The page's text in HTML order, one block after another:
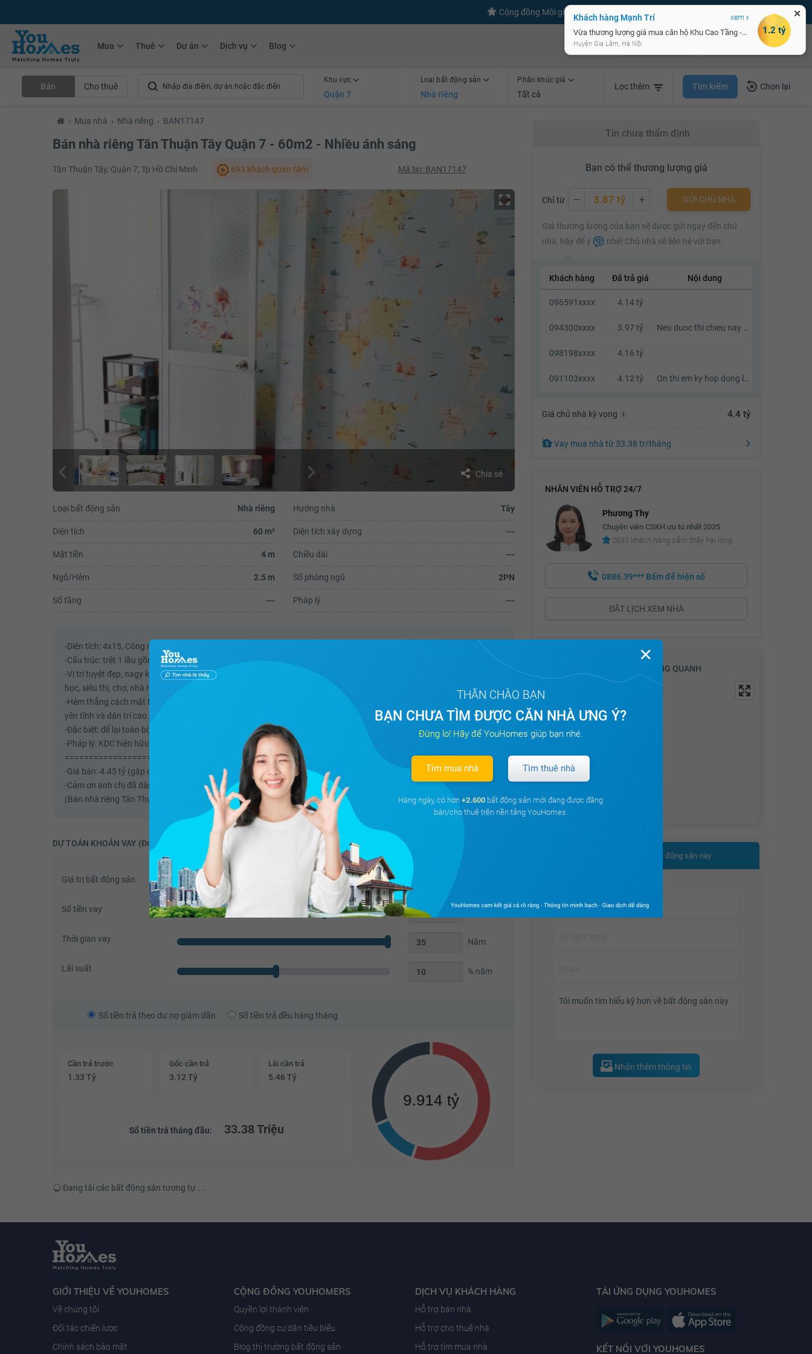
Cộng đồng Môi giới bPRO Đăng tin miễn phí
Mua Thuê Dự án Dịch vụ Blog Bán nhà nhanh Cho thuê nhà nhanh
Bán Cho thuê
Khu vực
Quận 7
Loại bất động sản
Nhà riêng
Phân khúc giá
Tất cả
Lọc thêm Tìm kiếm Chọn lại
› Mua nhà › Nhà riêng › BAN17147
Bán nhà riêng Tân Thuận Tây Quận 7 - 60m2 - Nhiều ánh sáng
Tân Thuận Tây, Quận 7, Tp Hồ Chí Minh 693 khách quan tâm Mã tin: BAN17147
Chia sẻ
Loại bất động sản Nhà riêng
Diện tích 60 m²
Mặt tiền 4 m
Ngõ/Hẻm 2.5 m
Số tầng ---
Hướng nhà Tây
Diện tích xây dựng ---
Chiều dài ---
Số phòng ngủ 2PN
Pháp lý ---
-Diện tích: 4x15, Công nhận 60 m2, Nhà hướng Tây.
-Cấu trúc: trệt 1 lầu gồm 2 PN lớn, WC riêng, Ban công và giếng trời.
-Vị trí tuyệt đẹp, nagy khu chung cư Xuân Mai và Eco Green – thừa hưởng full tiện ích từ 2 chung cư này như trường
học, siêu thị, chợ, nhà hàng…gần cầu Tân Thuận, qua Q1-Q4 chỉ 5p xe máy, thuận tiện đi lại và giao thương.
-Hẻm thẳng cách mặt tiền chỉ 60m, xe hơi đậu cách nhà 30, hẻm trước nhà 2.5m thông thoáng, rộng rãi. KDC an ninh,
yên tĩnh và dân trí cao.
-Đặc biệt: để lại toàn bộ nội thất khi giao nhà, khách nhận nhà xách vali vào ở ngay.
-Pháp lý: KDC hiện hữu, Sổ hồng hoàn công.
==================
-Giá bán: 4.45 tỷ (gặp chủ thương lượng).
-Cảm ơn anh chị đã dành thời gian xem tin!
(Bán nhà riêng Tân Thuận Tây Quận 7 - 60m2 - Nhiều ánh sáng - Mua nhà riêng)
DỰ TOÁN KHOẢN VAY (Đơn vị: VNĐ)
Giá trị bất động sản
Số tiền vay
Thời gian vay Năm
Lãi suất % năm
Số tiền trả theo dư nợ giảm dần Số tiền trả đều hàng tháng
Cần trả trước
1.33 Tỷ
Gốc cần trả
3.12 Tỷ
Lãi cần trả
5.46 Tỷ
Số tiền trả tháng đầu: 33.38 Triệu
Đang tải các bất động sản tương tự....
Tin chưa thẩm định
Bạn có thể thương lượng giá
Chỉ từ 3.87 tỷ
3.87 tỷ
3.89 tỷ
3.93 tỷ
3.95 tỷ
3.97 tỷ
4.05 tỷ
4.13 tỷ
4.15 tỷ
4.17 tỷ
4.21 tỷ
4.23 tỷ
4.25 tỷ
4.27 tỷ
4.33 tỷ
GỬI CHỦ NHÀ
Giá thương lượng của bạn sẽ được gửi ngay đến chủ
nhà, hãy để ý
nhé! Chủ nhà sẽ liên hệ với bạn.
Khách hàng Đã trả giá Nội dung
096591xxxx 4.14 tỷ
094300xxxx 3.97 tỷ Neu duoc thi chieu nay em qua xem nha
098198xxxx 4.16 tỷ
091103xxxx 4.12 tỷ On thi em ky hop dong luon nhe a
Giá chủ nhà kỳ vọng 4.4 tỷ
Vay mua nhà từ 33.38 tr/tháng
NHÂN VIÊN HỖ TRỢ 24/7
Phương Thy
Chuyên viên CSKH ưu tú nhất 2025
2632 khách hàng cảm thấy hài lòng
0886.39*** Bấm để hiện số
ĐẶT LỊCH XEM NHÀ
VỊ TRÍ & TIỆN ÍCH KHU VỰC XUNG QUANH
Nhận thêm thông tin bất động sản này
Nhận thêm thông tin
GIỚI THIỆU VỀ YOUHOMES
Về chúng tôi
Đối tác chiến lược
Chính sách bảo mật
CỘNG ĐỒNG YOUHOMERS
Quyền lợi thành viên
Cộng đồng cư dân tiêu biểu
Blog thị trường bất động sản
DỊCH VỤ KHÁCH HÀNG
Hỗ trợ bán nhà
Hỗ trợ cho thuê nhà
Hỗ trợ tìm mua nhà
TẢI ỨNG DỤNG YOUHOMES
KẾT NỐI VỚI YOUHOMES
✕
THÂN CHÀO BẠN
BẠN CHƯA TÌM ĐƯỢC CĂN NHÀ ƯNG Ý?
Đừng lo! Hãy để YouHomes giúp bạn nhé.
Tìm mua nhà Tìm thuê nhà
Hàng ngày, có hơn +2.600 bất động sản mới đang được đăng
bán/cho thuê trên nền tảng YouHomes.
✕
Khách hàng Mạnh Trí xem
Vừa thương lượng giá mua căn hộ Khu Cao Tầng - Vinhomes Ocean Park
Huyện Gia Lâm, Hà Nội
1.2 tỷ